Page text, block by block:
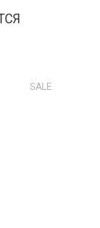
SALE